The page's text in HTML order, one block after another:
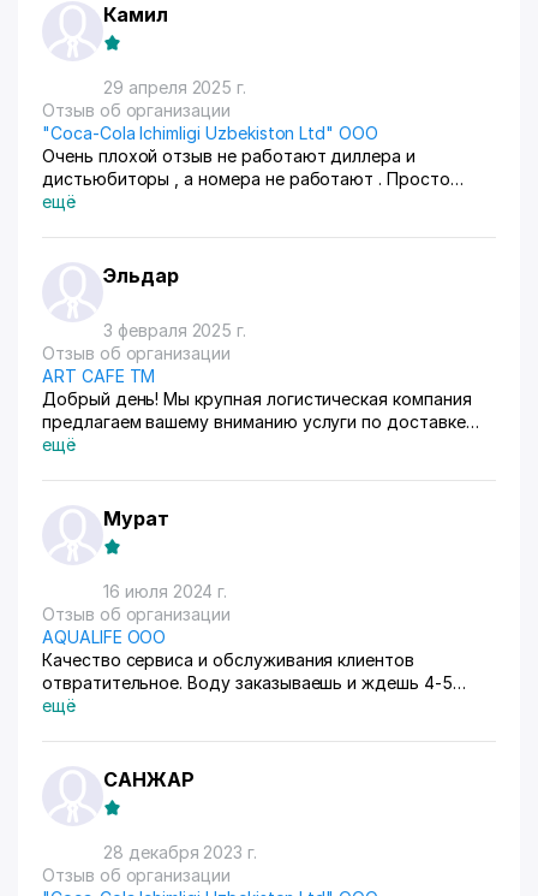
тёмный. вкус как будь-то помешали газировку с
колой. Прошу проверить продукт и ответить мне как
потребителю
Камил
29 апреля 2025 г.
Отзыв об организации
"Coca-Cola Ichimligi Uzbekiston Ltd" ООО
Очень плохой отзыв не работают диллера и
дистьюбиторы , а номера не работают . Просто
ожирели грубо говоря , жаль очень жаль ! Дайте
ещё
Эльдар
3 февраля 2025 г.
Отзыв об организации
ART CAFE ТМ
Добрый день! Мы крупная логистическая компания
предлагаем вашему вниманию услуги по доставке
кофе в Ташкент. Если вы укажите ежемесячный объем
условиях DAP Ташкент, мы могли бы предложить вам
условия, которые смогут вас заинтересовать.
ещё
Мурат
16 июля 2024 г.
Отзыв об организации
AQUALIFE ООО
Качество сервиса и обслуживания клиентов
отвратительное. Воду заказываешь и ждешь 4-5
дней пока ее доставят. Нет должного уровня
ещё
САНЖАР
28 декабря 2023 г.
Отзыв об организации